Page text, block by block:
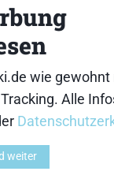
wie
Alle
weiter